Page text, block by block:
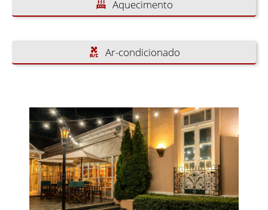
Aquecimento
Ar-condicionado